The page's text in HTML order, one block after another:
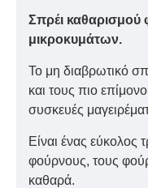
Σπρέι καθαρισμού
μικροκυμάτων.
Το μη διαβρωτικό
και τους πιο
συσκευές
Είναι ένας εύκολος
φούρνους, τους
καθαρά.